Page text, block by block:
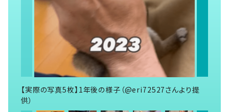
【実際の写真5枚】1年後の様子（@eri72527さんより提
供）